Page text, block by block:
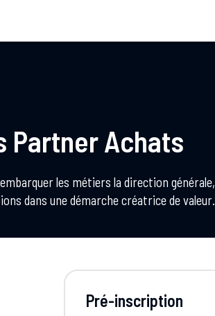
Partner Achats
les métiers la direction
dans une démarche créatrice de valeur.
Pré-inscription